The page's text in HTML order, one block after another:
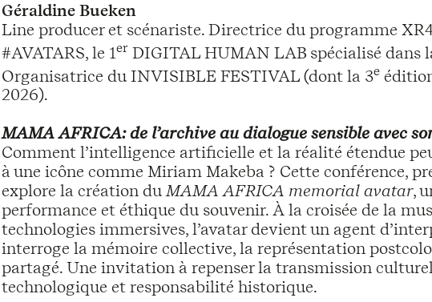
Géraldine Bueken
Line producer et scénariste. Directrice du programme
#AVATARS, le 1erDIGITAL HUMAN LAB spécialisé dans
Organisatrice du INVISIBLE FESTIVAL (dont la 3e
2026).
MAMA AFRICA: de l’archive au dialogue sensible avec
Comment l’intelligence artificielle et la réalité étendue
à une icône comme Miriam Makeba ? Cette conférence,
explore la création duMAMA AFRICA memorial avatar,
performance et éthique du souvenir. À la croisée de la
technologies immersives, l’avatar devient un agent
interroge la mémoire collective, la représentation
partagé. Une invitation à repenser la transmission
technologique et responsabilité historique.